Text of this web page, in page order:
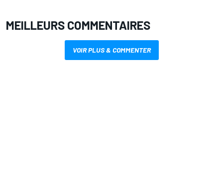
MEILLEURS COMMENTAIRES
VOIR PLUS & COMMENTER